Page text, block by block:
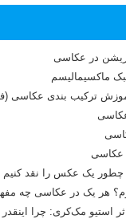
در عکاسی
آموزش ترکیب بندی عکاسی
عکاسی
یک عکس را نقد کنیم
هر یک در عکاسی چه
استیو مک‌کری: چرا